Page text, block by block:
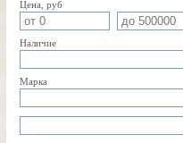
Цена, руб
Наличие
Марка